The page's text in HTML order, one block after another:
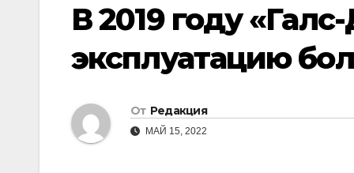
В 2019 году
эксплуатацию
От Редакция
МАЙ 15, 2022